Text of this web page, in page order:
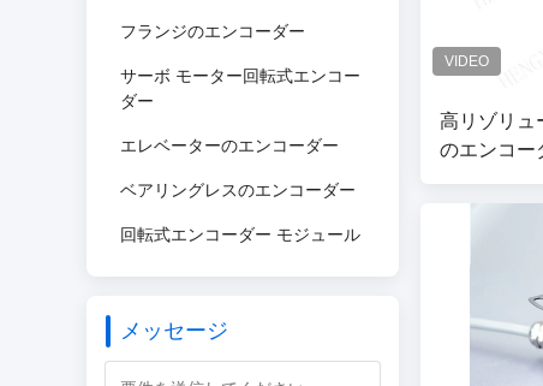
フランジのエンコーダー
サーボ モーター回転式エンコー
ダー
エレベーターのエンコーダー
ベアリングレスのエンコーダー
回転式エンコーダー モジュール
メッセージ
高リゾリュ
のエンコー
モーター